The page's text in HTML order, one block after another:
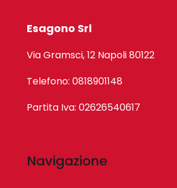
Esagono Srl
Via Gramsci, 12 Napoli 80122
Telefono: 0818901148
Partita Iva: 02626540617
Navigazione